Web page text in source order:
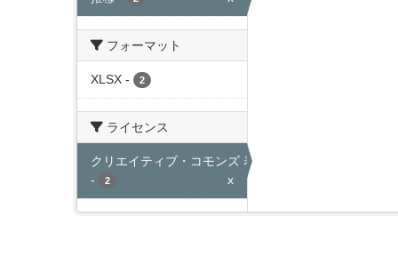
フォーマット
XLSX - 2
ライセンス
クリエイティブ・コモンズ 表示
-
2 x